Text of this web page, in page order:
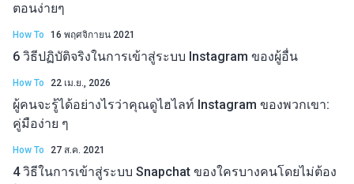
ตอนง่ายๆ
How To 16 พฤศจิกายน 2021
6 วิธีปฏิบัติจริงในการเข้าสู่ระบบ Instagram ของผู้อื่น
How To 22 เม.ย., 2026
ผู้คนจะรู้ได้อย่างไรว่าคุณดูไฮไลท์ Instagram ของพวกเขา:
คู่มือง่าย ๆ
How To 27 ส.ค. 2021
4 วิธีในการเข้าสู่ระบบ Snapchat ของใครบางคนโดยไม่ต้อง